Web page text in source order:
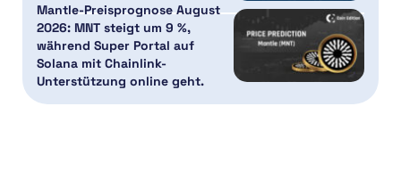
Mantle-Preisprognose August
2026: MNT steigt um 9 %,
während Super Portal auf
Solana mit Chainlink-
Unterstützung online geht.